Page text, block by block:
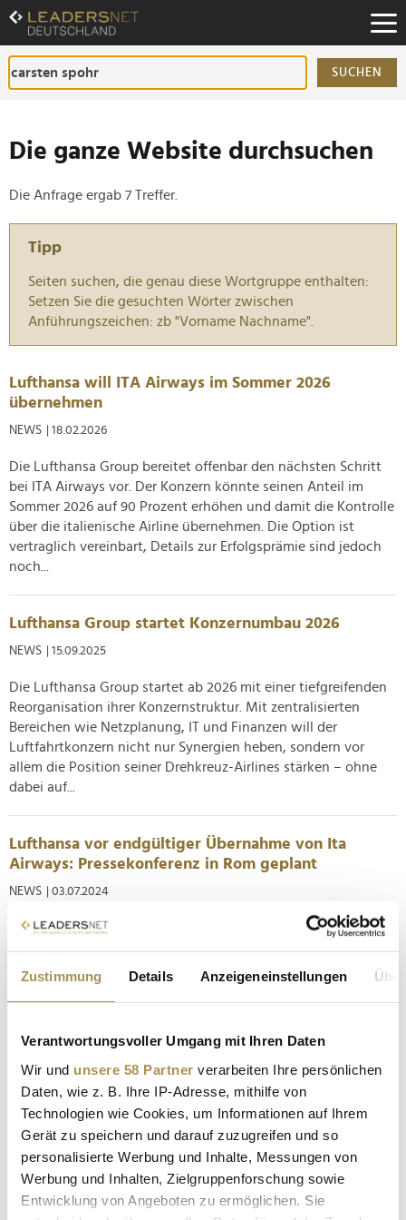
Zustimmung Details Anzeigeneinstellungen
Verantwortungsvoller Umgang mit Ihren Daten
Wir und unsere 58 Partner verarbeiten Ihre persönlichen
Daten, wie z. B. Ihre IP-Adresse, mithilfe von
Technologien wie Cookies, um Informationen auf Ihrem
Gerät zu speichern und darauf zuzugreifen und so
personalisierte Werbung und Inhalte, Messungen von
Werbung und Inhalten, Zielgruppenforschung sowie
Entwicklung von Angeboten zu ermöglichen. Sie
Zum
Inhalt
Zur
Fußzeilen-
Navigation
SUCHEN
Die ganze Website durchsuchen
Die Anfrage ergab 7 Treffer.
Tipp
Seiten suchen, die genau diese Wortgruppe enthalten:
Setzen Sie die gesuchten Wörter zwischen
Anführungszeichen: zb "Vorname Nachname".
Lufthansa will ITA Airways im Sommer 2026
übernehmen
NEWS | 18.02.2026
Die Lufthansa Group bereitet offenbar den nächsten Schritt
bei ITA Airways vor. Der Konzern könnte seinen Anteil im
Sommer 2026 auf 90 Prozent erhöhen und damit die Kontrolle
über die italienische Airline übernehmen. Die Option ist
vertraglich vereinbart, Details zur Erfolgsprämie sind jedoch
noch...
Lufthansa Group startet Konzernumbau 2026
NEWS | 15.09.2025
Die Lufthansa Group startet ab 2026 mit einer tiefgreifenden
Reorganisation ihrer Konzernstruktur. Mit zentralisierten
Bereichen wie Netzplanung, IT und Finanzen will der
Luftfahrtkonzern nicht nur Synergien heben, sondern vor
allem die Position seiner Drehkreuz-Airlines stärken – ohne
dabei auf...
Lufthansa vor endgültiger Übernahme von Ita
Airways: Pressekonferenz in Rom geplant
NEWS | 03.07.2024
Die Übernahme der italienischen Staatsairline Ita Airways
Lufthansa eine Pressekonferenz anberaumt, auf der Details
zur Transaktion erwartet werden. Die Pressekonferenz, die für
"CEO-Echo": Leser zeigen wenig Interesse an
Content über Vorstandschefs
NEWS | 15.06.2023
Im Mai ging die Interaktion mit den Inhalten der Entscheider
im Vergleich zum Vormonat um 90 Prozent zurück. CEO-
Content begeisterte im Mai nur wenige Leser:innen: Die